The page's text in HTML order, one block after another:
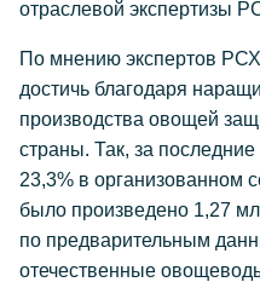
отраслевой экспертизы
По мнению экспертов
достичь благодаря
производства овощей
страны. Так, за
23,3% в организованном
было произведено 1,27
по предварительным
отечественные